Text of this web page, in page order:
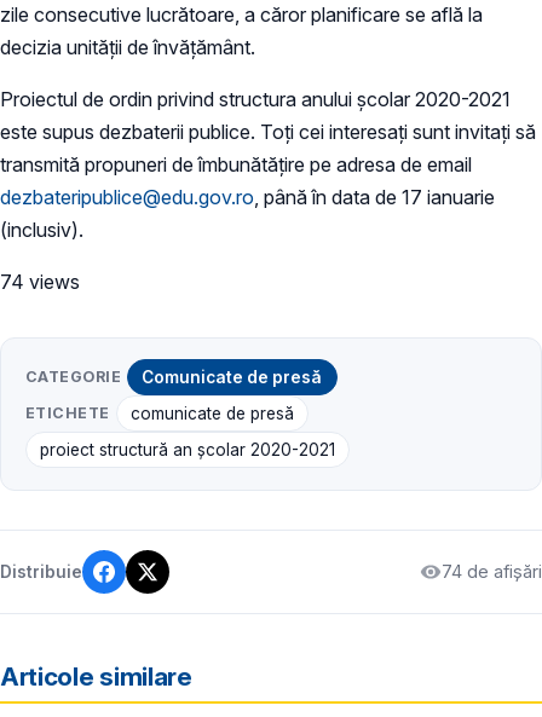
zile consecutive lucrătoare, a căror planificare se află la
decizia unității de învățământ.
Proiectul de ordin privind structura anului școlar 2020-2021
este supus dezbaterii publice. Toți cei interesați sunt invitați să
transmită propuneri de îmbunătățire pe adresa de email
dezbateripublice@edu.gov.ro , până în data de 17 ianuarie
(inclusiv).
74 views
CATEGORIE Comunicate de presă
ETICHETE
comunicate de presă
proiect structură an școlar 2020-2021
Distribuie 74 de afișări
Articole similare